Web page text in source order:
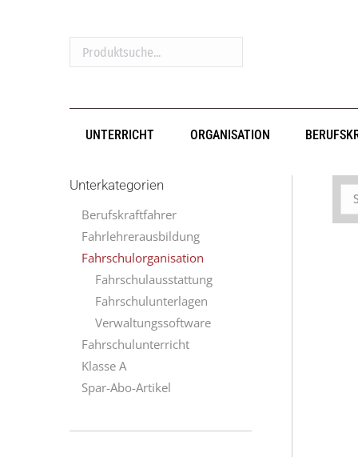
Produktsuche...
UNTERRICHT ORGANISATION
Unterkategorien
Berufskraftfahrer
Fahrlehrerausbildung
Fahrschulorganisation
Fahrschulausstattung
Fahrschulunterlagen
Verwaltungssoftware
Fahrschulunterricht
Klasse A
Spar-Abo-Artikel